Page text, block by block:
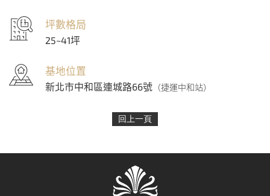
坪數格局
25~41坪
基地位置
新北市中和區連城路66號 （捷運中和站）
回上一頁